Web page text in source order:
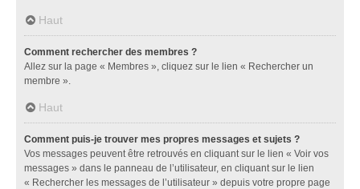
Haut
Comment rechercher des membres ?
Allez sur la page « Membres », cliquez sur le lien « Rechercher un
membre ».
Haut
Comment puis-je trouver mes propres messages et sujets ?
Vos messages peuvent être retrouvés en cliquant sur le lien « Voir vos
messages » dans le panneau de l’utilisateur, en cliquant sur le lien
« Rechercher les messages de l’utilisateur » depuis votre propre page